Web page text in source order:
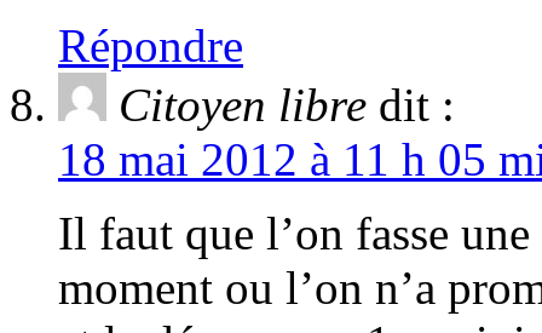
Répondre
Citoyen libre dit :
18 mai 2012 à 11 h 05
Il faut que l’on fasse
moment ou l’on n’a